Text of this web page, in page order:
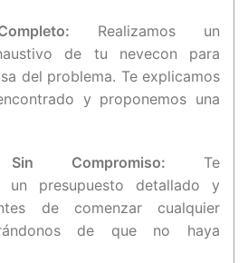
Realizamos un
de tu nevecon para
del problema. Te explicamos
y proponemos una
Sin Compromiso: Te
un presupuesto detallado y
de comenzar cualquier
de que no haya